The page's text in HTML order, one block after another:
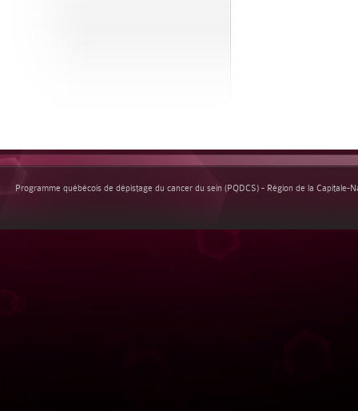
Programme québécois de dépistage du cancer du sein (PQDCS) - Région de la Capitale-